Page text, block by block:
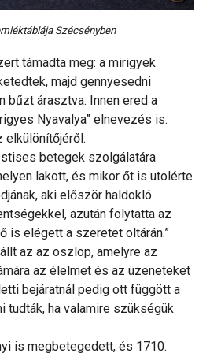
Szécsényben
támadta meg: a mirigyek
majd gennyesedni
bűzt árasztva. Innen ered a
Nyavalya” elnevezés is.
elkülönítőjéről:
betegek szolgálatára
lakott, és mikor őt is utolérte
aki először haldokló
azután folytatta az
is elégett a szeretet oltárán.”
az az oszlop, amelyre az
az élelmet és az üzeneteket
bejáratnál pedig ott függött a
tudták, ha valamire szükségük
is megbetegedett, és 1710.